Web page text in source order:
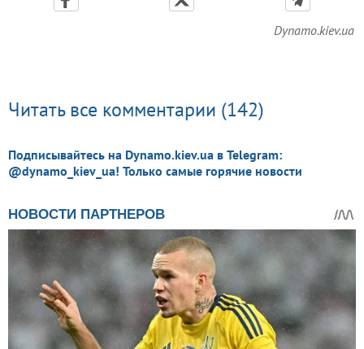
Dynamo.kiev.ua
Читать все комментарии (142)
Подписывайтесь на Dynamo.kiev.ua в Telegram:
@dynamo_kiev_ua! Только самые горячие новости